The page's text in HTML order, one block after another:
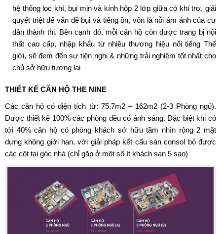
hệ thống lọc khí, bụi mịn và kính hộp 2 lớp giữa có khí trơ, giải
quyết triệt để vấn đề bụi và tiếng ồn, vốn là nỗi ám ảnh của cư
dân thành thị. Bên cạnh đó, mỗi căn hộ còn được trang bị nội
thất cao cấp, nhập khẩu từ nhiều thương hiệu nổi tiếng Thế
giới, sẽ đem đến sự tiện nghi & những trải nghiệm tốt nhất cho
chủ sở hữu tương lai
THIẾT KẾ CĂN HỘ THE NINE
Các căn hộ có diện tích từ: 75.7m2 – 162m2 (2-3 Phòng ngủ).
Được thiết kế 100% các phòng đều có ánh sáng. Đặc biệt khi có
tới 40% căn hộ có phòng khách sở hữu tầm nhìn rộng 2 mặt
dựng không giới hạn, với giải pháp kết cấu sàn consol bỏ được
các cột tại góc nhà (chỉ gặp ở một số ít khách sạn 5 sao)